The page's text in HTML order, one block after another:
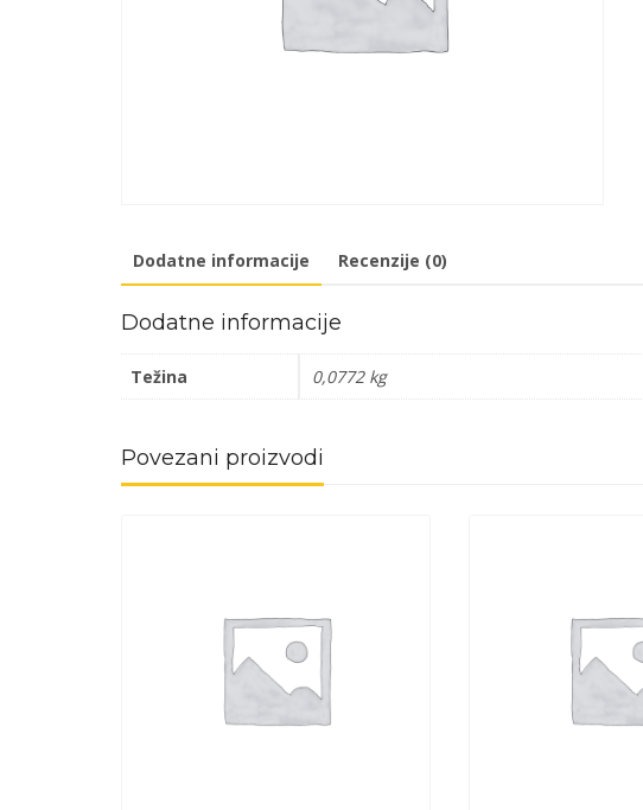
Dodatne informacije Recenzije (0)
Dodatne informacije
Težina 0,0772 kg
Povezani proizvodi